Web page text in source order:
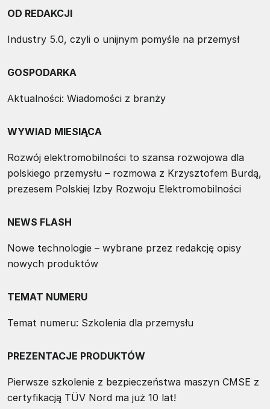
OD REDAKCJI
Industry 5.0, czyli o unijnym pomyśle na przemysł
GOSPODARKA
Aktualności: Wiadomości z branży
WYWIAD MIESIĄCA
Rozwój elektromobilności to szansa rozwojowa dla
polskiego przemysłu – rozmowa z Krzysztofem Burdą,
prezesem Polskiej Izby Rozwoju Elektromobilności
NEWS FLASH
Nowe technologie – wybrane przez redakcję opisy
nowych produktów
TEMAT NUMERU
Temat numeru: Szkolenia dla przemysłu
PREZENTACJE PRODUKTÓW
Pierwsze szkolenie z bezpieczeństwa maszyn CMSE z
certyfikacją TÜV Nord ma już 10 lat!